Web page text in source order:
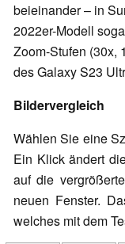
beieinander – in
2022er-Modell
Zoom-Stufen (30x,
des Galaxy S23
Bildervergleich
Wählen Sie eine
Ein Klick ändert
auf die
neuen Fenster.
welches mit dem